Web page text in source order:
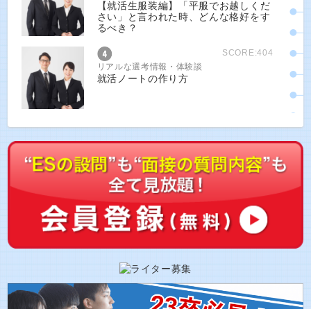
【就活生服装編】「平服でお越しくだ
さい」と言われた時、どんな格好をす
るべき？
SCORE:404
リアルな選考情報・体験談
就活ノートの作り方